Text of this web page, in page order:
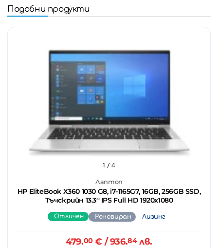
Подобни продукти
Лаптоп
HP EliteBook X360 1030 G8, i7-1165G7, 16GB, 256GB SSD,
Тъчскрийн 13.3'' IPS Full HD 1920x1080
1 / 4
Отличен Реновиран Лизинг
479.00€ / 936.84лв.